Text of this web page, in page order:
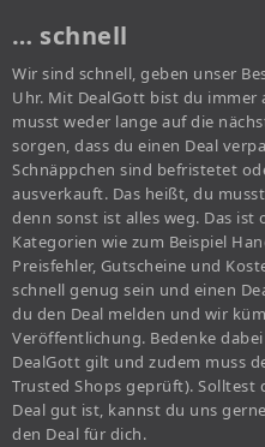
… schnell
Wir sind schnell, geben unser
Uhr. Mit DealGott bist du immer
musst weder lange auf die
sorgen, dass du einen Deal
Schnäppchen sind befristetet
ausverkauft. Das heißt, du
denn sonst ist alles weg. Das ist
Kategorien wie zum Beispiel
Preisfehler, Gutscheine und
schnell genug sein und einen
du den Deal melden und wir
Veröffentlichung. Bedenke
DealGott gilt und zudem muss
Trusted Shops geprüft). Solltest
Deal gut ist, kannst du uns
den Deal für dich.